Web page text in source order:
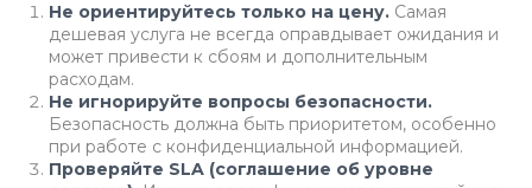
Не ориентируйтесь только на цену. Самая
дешевая услуга не всегда оправдывает ожидания и
может привести к сбоям и дополнительным
расходам.
Не игнорируйте вопросы безопасности.
Безопасность должна быть приоритетом, особенно
при работе с конфиденциальной информацией.
Проверяйте SLA (соглашение об уровне